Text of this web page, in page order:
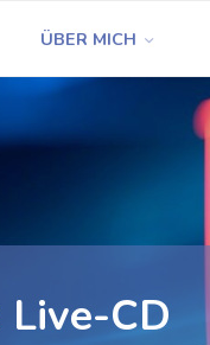
ÜBER MICH
Live-CD